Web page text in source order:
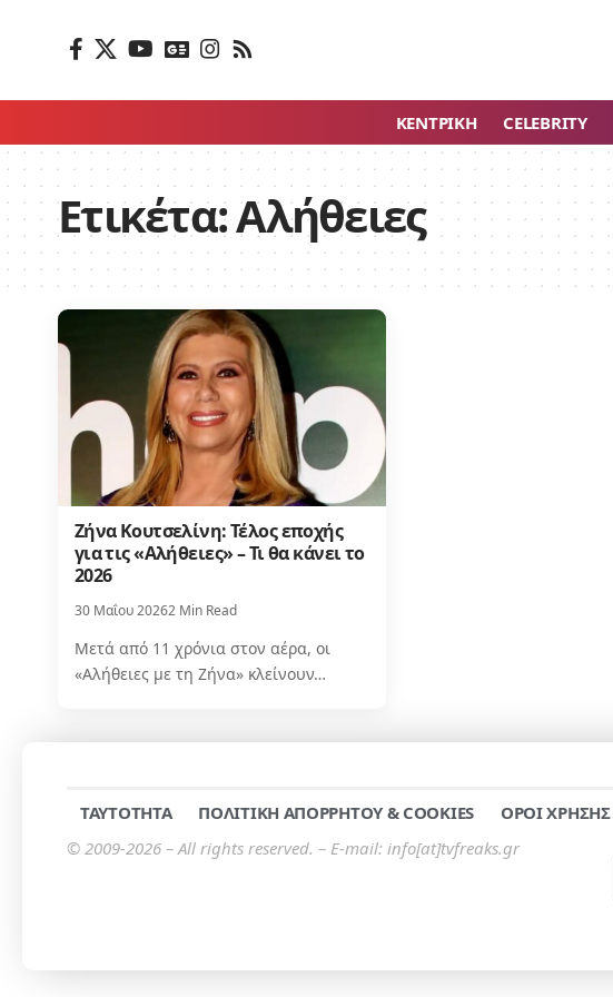
ΚΕΝΤΡΙΚΗ CELEBRITY
Ετικέτα:Αλήθειες
Ζήνα Κουτσελίνη: Τέλος εποχής
για τις «Αλήθειες» – Τι θα κάνει το
2026
30 Μαΐου 20262 Min Read
Μετά από 11 χρόνια στον αέρα, οι
«Αλήθειες με τη Ζήνα» κλείνουν…
TAYTOTHTA ΠΟΛΙΤΙΚΗ ΑΠΟΡΡΗΤΟΥ & COOKIES ΟΡΟΙ ΧΡΗΣΗΣ
© 2009-2026 – All rights reserved. – E-mail: info[at]tvfreaks.gr